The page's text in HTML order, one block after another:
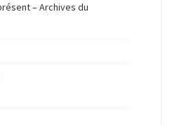
– Archives du